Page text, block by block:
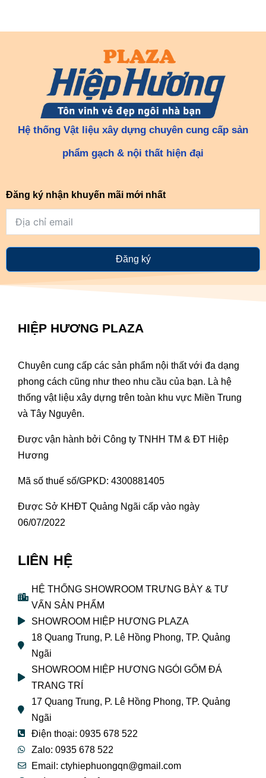
Hệ thống Vật liệu xây dựng chuyên cung cấp sản
phẩm gạch & nội thất hiện đại
Đăng ký nhận khuyến mãi mới nhất
Đăng ký
HIỆP HƯƠNG PLAZA
Chuyên cung cấp các sản phẩm nội thất với đa dạng
phong cách cũng như theo nhu cầu của bạn. Là hệ
thống vật liệu xây dựng trên toàn khu vực Miền Trung
và Tây Nguyên.
Được vận hành bởi Công ty TNHH TM & ĐT Hiệp
Hương
Mã số thuế số/GPKD: 4300881405
Được Sở KHĐT Quảng Ngãi cấp vào ngày
06/07/2022
LIÊN HỆ
HỆ THỐNG SHOWROOM TRƯNG BÀY & TƯ
VẤN SẢN PHẨM
SHOWROOM HIỆP HƯƠNG PLAZA
18 Quang Trung, P. Lê Hồng Phong, TP. Quảng
Ngãi
SHOWROOM HIỆP HƯƠNG NGÓI GỐM ĐÁ
TRANG TRÍ
17 Quang Trung, P. Lê Hồng Phong, TP. Quảng
Ngãi
Điện thoại: 0935 678 522
Zalo: 0935 678 522
Email: ctyhiephuongqn@gmail.com